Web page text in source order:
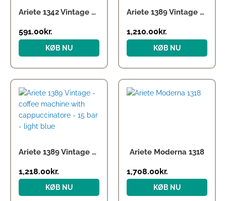
Ariete 1342 Vintage – coffee maker – light blue
591.00 kr.
KØB NU
Ariete 1389 Vintage – coffee machine with cappuccinatore – 15 bar – green
1,210.00 kr.
KØB NU
Ariete 1389 Vintage – coffee machine with cappuccinatore – 15 bar – light blue
1,218.00kr.
KØB NU
Ariete Moderna 1318
1,708.00kr.
KØB NU